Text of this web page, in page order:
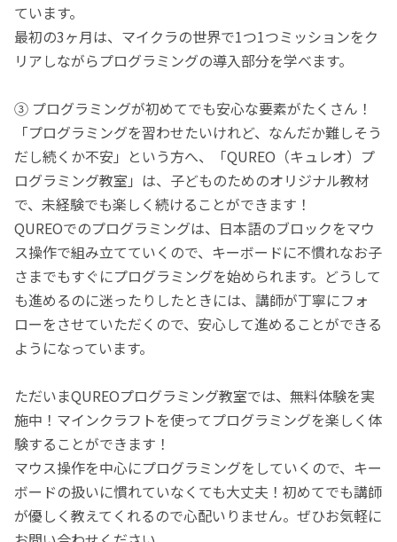
ています。
最初の3ヶ月は、マイクラの世界で1つ1つミッションをク
リアしながらプログラミングの導入部分を学べます。
③ プログラミングが初めてでも安心な要素がたくさん！
「プログラミングを習わせたいけれど、なんだか難しそう
だし続くか不安」という方へ、「QUREO（キュレオ）プ
ログラミング教室」は、子どものためのオリジナル教材
で、未経験でも楽しく続けることができます！
QUREOでのプログラミングは、日本語のブロックをマウ
ス操作で組み立てていくので、キーボードに不慣れなお子
さまでもすぐにプログラミングを始められます。どうして
も進めるのに迷ったりしたときには、講師が丁寧にフォ
ローをさせていただくので、安心して進めることができる
ようになっています。
ただいまQUREOプログラミング教室では、無料体験を実
施中！マインクラフトを使ってプログラミングを楽しく体
験することができます！
マウス操作を中心にプログラミングをしていくので、キー
ボードの扱いに慣れていなくても大丈夫！初めてでも講師
が優しく教えてくれるので心配いりません。ぜひお気軽に